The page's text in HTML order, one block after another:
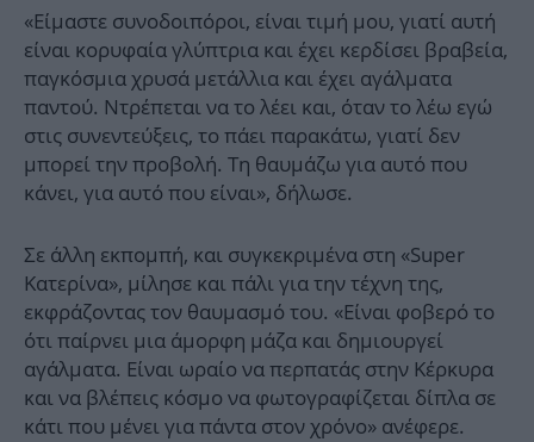
«Είμαστε συνοδοιπόροι, είναι τιμή μου, γιατί αυτή
είναι κορυφαία γλύπτρια και έχει κερδίσει βραβεία,
παγκόσμια χρυσά μετάλλια και έχει αγάλματα
παντού. Ντρέπεται να το λέει και, όταν το λέω εγώ
στις συνεντεύξεις, το πάει παρακάτω, γιατί δεν
μπορεί την προβολή. Τη θαυμάζω για αυτό που
κάνει, για αυτό που είναι», δήλωσε.
Σε άλλη εκπομπή, και συγκεκριμένα στη «Super
Κατερίνα», μίλησε και πάλι για την τέχνη της,
εκφράζοντας τον θαυμασμό του. «Είναι φοβερό το
ότι παίρνει μια άμορφη μάζα και δημιουργεί
αγάλματα. Είναι ωραίο να περπατάς στην Κέρκυρα
και να βλέπεις κόσμο να φωτογραφίζεται δίπλα σε
κάτι που μένει για πάντα στον χρόνο» ανέφερε.